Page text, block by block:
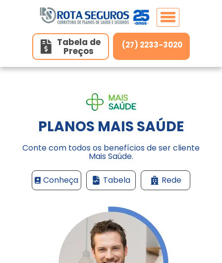
Home
Planos de Saúde
Planos de Saúde Individuais (Adesão)
Bluzz Saúde
Seguros
Cascavel/PR
Caxias do Sul/RS
Tabela de
Preços (27) 2233-3020
PLANOS MAIS SAÚDE
Conte com todos os benefícios de ser cliente
Mais Saúde.
Conheça Tabela Rede